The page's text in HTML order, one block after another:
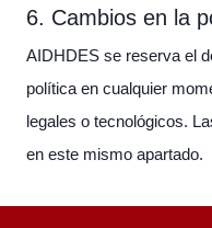
6. Cambios en la
AIDHDES se reserva el
política en cualquier
legales o tecnológicos.
en este mismo apartado.